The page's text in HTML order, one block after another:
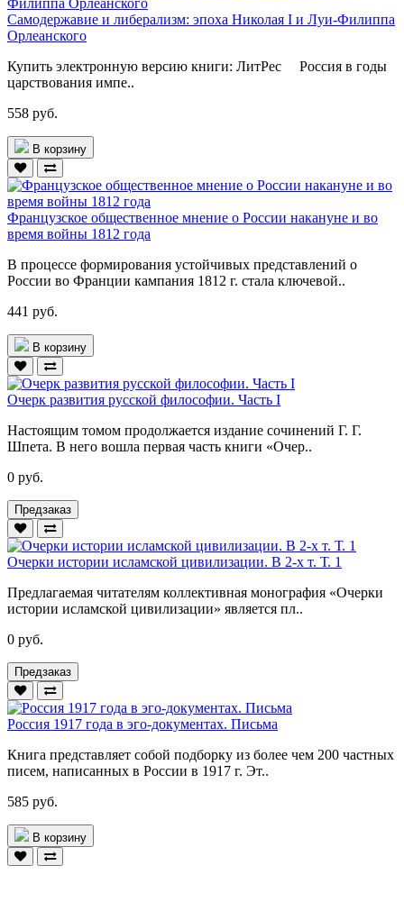
Самодержавие и либерализм: эпоха Николая I и Луи-Филиппа
Орлеанского
Купить электронную версию книги: ЛитРес Россия в годы
царствования импе..
558 руб.
В корзину
Французское общественное мнение о России накануне и во
время войны 1812 года
В процессе формирования устойчивых представлений о
России во Франции кампания 1812 г. стала ключевой..
441 руб.
В корзину
Очерк развития русской философии. Часть I
Настоящим томом продолжается издание сочинений Г. Г.
Шпета. В него вошла первая часть книги «Очер..
0 руб.
Предзаказ
Очерки истории исламской цивилизации. В 2-х т. Т. 1
Предлагаемая читателям коллективная монография «Очерки
истории исламской цивилизации» является пл..
0 руб.
Предзаказ
Россия 1917 года в эго-документах. Письма
Книга представляет собой подборку из более чем 200 частных
писем, написанных в России в 1917 г. Эт..
585 руб.
В корзину